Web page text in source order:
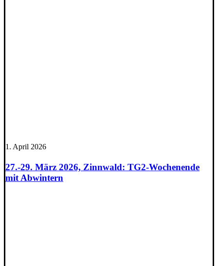
1. April 2026
27.-29. März 2026, Zinnwald: TG2-Wochenende
mit Abwintern